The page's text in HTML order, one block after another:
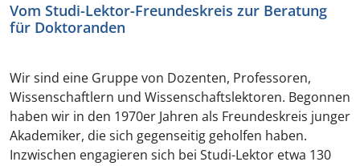
Vom Studi-Lektor-Freundeskreis zur Beratung
für Doktoranden
Wir sind eine Gruppe von Dozenten, Professoren,
Wissenschaftlern und Wissenschaftslektoren. Begonnen
haben wir in den 1970er Jahren als Freundeskreis junger
Akademiker, die sich gegenseitig geholfen haben.
Inzwischen engagieren sich bei Studi-Lektor etwa 130